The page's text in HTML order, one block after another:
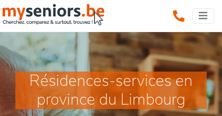
Résidences-services en
province du Limbourg